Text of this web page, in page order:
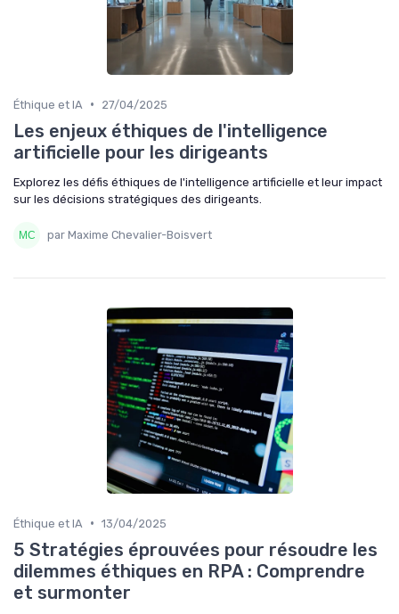
Éthique et IA • 27/04/2025
Les enjeux éthiques de l'intelligence
artificielle pour les dirigeants
Explorez les défis éthiques de l'intelligence artificielle et leur impact
sur les décisions stratégiques des dirigeants.
par Maxime Chevalier-Boisvert
Éthique et IA • 13/04/2025
5 Stratégies éprouvées pour résoudre les
dilemmes éthiques en RPA : Comprendre
et surmonter